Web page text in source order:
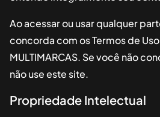
Ao acessar ou usar qualquer
concorda com os Termos de
MULTIMARCAS. Se você não
não use este site.
Propriedade Intelectual